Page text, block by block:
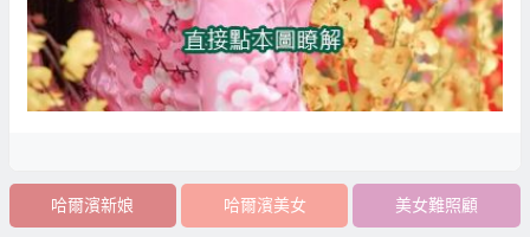
哈爾濱新娘 哈爾濱美女 美女難照顧